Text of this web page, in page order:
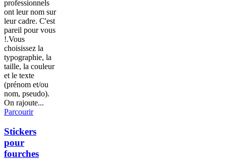
professionnels
ont leur nom sur
leur cadre. C'est
pareil pour vous
!.Vous
choisissez la
typographie, la
taille, la couleur
et le texte
(prénom et/ou
nom, pseudo).
On rajoute...
Parcourir
Stickers
pour
fourches